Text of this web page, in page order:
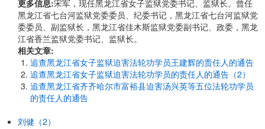
更多信息:宋军，现任黑龙江省女子监狱党委书记、监狱长。曾任
黑龙江省七台河监狱党委委员、纪委书记，黑龙江省七台河监狱党
委委员、副监狱长，黑龙江省佳木斯监狱党委副书记、政委，黑龙
江省香兰监狱党委书记、监狱长。
相关文章:
追查黑龙江省女子监狱迫害法轮功学员王建辉的责任人的通告
追查黑龙江省女子监狱迫害法轮功学员的责任人的通告（2）
追查黑龙江省齐齐哈尔市富裕县迫害汤兴英等五位法轮功学员
的责任人的通告
刘健（2）